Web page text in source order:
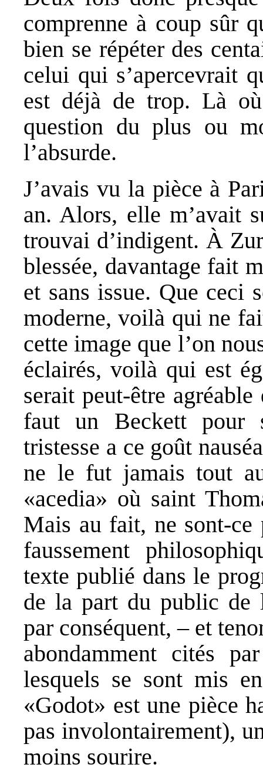
comprenne à coup sûr
bien se répéter des
celui qui s’apercevrait
est déjà de trop. Là
question du plus ou
l’absurde.
J’avais vu la pièce à
an. Alors, elle m’avait
trouvai d’indigent. À
blessée, davantage fait
et sans issue. Que ceci
moderne, voilà qui ne
cette image que l’on
éclairés, voilà qui est
serait peut-être
faut un Beckett pour
tristesse a ce goût
ne le fut jamais tout
«acedia» où saint
Mais au fait, ne sont-
faussement
texte publié dans le
de la part du public de
par conséquent, – et
abondamment cités
lesquels se sont mis
«Godot» est une pièce
pas involontairement),
moins sourire.